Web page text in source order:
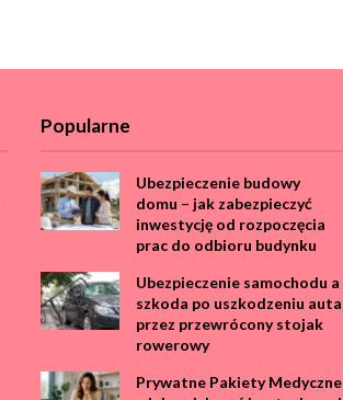
Popularne
Ubezpieczenie budowy
domu – jak zabezpieczyć
inwestycję od rozpoczęcia
prac do odbioru budynku
Ubezpieczenie samochodu a
szkoda po uszkodzeniu auta
przez przewrócony stojak
rowerowy
Prywatne Pakiety Medyczne